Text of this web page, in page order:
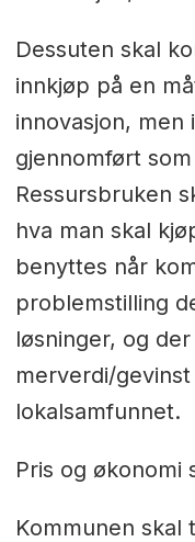
Dessuten skal
innkjøp på en
innovasjon,
gjennomført
Ressursbruken
hva man skal
benyttes når
problemstilling
løsninger, og
merverdi/
lokalsamfunnet.
Pris og økonomi
Kommunen skal